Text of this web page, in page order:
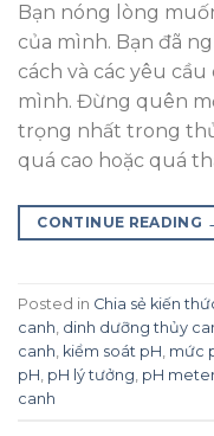
Bạn nóng lòng
của mình. Bạn đã
cách và các yêu
mình. Đừng quên
trọng nhất trong
quá cao hoặc quá
CONTINUE READING
Posted in Chia sẻ kiến
canh dinh dưỡng thủy
canh kiểm soát pH mức
pH pH lý tưởng pH
canh